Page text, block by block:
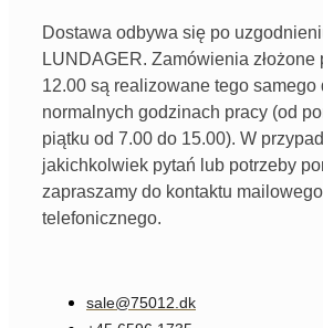
Dostawa odbywa się po
LUNDAGER. Zamówienia złożone
12.00 są realizowane tego samego
normalnych godzinach pracy (od
piątku od 7.00 do 15.00). W
jakichkolwiek pytań lub potrzeby
zapraszamy do kontaktu
telefonicznego.
sale@75012.dk